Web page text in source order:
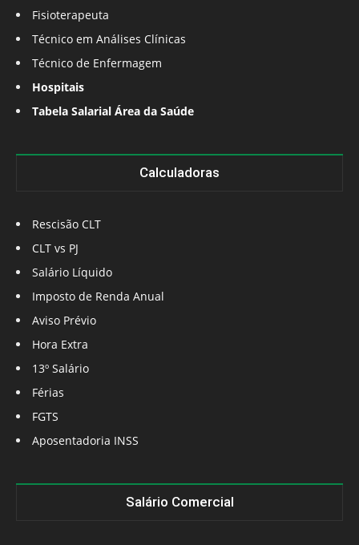
Fisioterapeuta
Técnico em Análises Clínicas
Técnico de Enfermagem
Hospitais
Tabela Salarial Área da Saúde
Calculadoras
Rescisão CLT
CLT vs PJ
Salário Líquido
Imposto de Renda Anual
Aviso Prévio
Hora Extra
13º Salário
Férias
FGTS
Aposentadoria INSS
Salário Comercial